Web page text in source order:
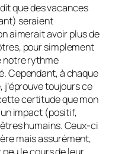
dit que des vacances
seraient
aimerait avoir plus de
pour simplement
notre rythme
Cependant, à chaque
j’éprouve toujours ce
certitude que mon
impact (positif,
humains. Ceux-ci
mais assurément,